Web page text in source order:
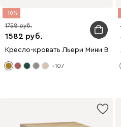
10
1582
1758
Кресло-кровать Льери Мини
+107